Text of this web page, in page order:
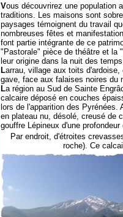
Vous découvrirez une population
traditions. Les maisons sont
paysages témoignent du travail
nombreuses fêtes et
font partie intégrante de ce
"Pastorale" pièce de théâtre et la
leur origine dans la nuit des
Larrau, village aux toits
gave, face aux falaises noires du
La région au Sud de Sainte
calcaire déposé en couches
lors de l'apparition des
en plateau nu, désolé, creusé de
gouffre Lépineux d'une
Par endroit, d'étroites
roche). Ce